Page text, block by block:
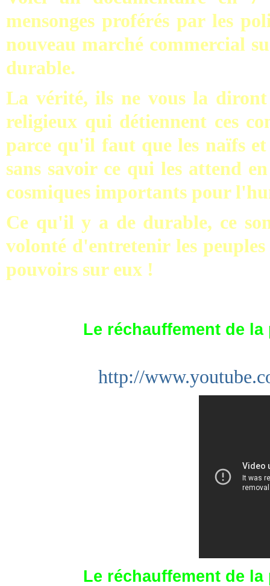
mensonges proférés par les
nouveau marché commercial
durable.
La vérité, ils ne vous la diront
religieux qui détiennent ces
parce qu'il faut que les naïfs
sans savoir ce qui les attend
cosmiques importants pour
Ce qu'il y a de durable, ce
volonté d'entretenir les
pouvoirs sur eux !
Le réchauffement de
http://
Le réchauffement de